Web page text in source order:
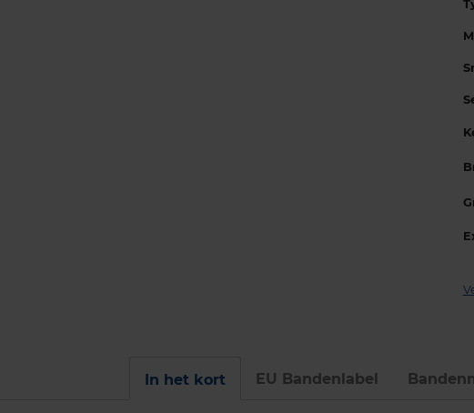
In het kort EU Bandenlabel